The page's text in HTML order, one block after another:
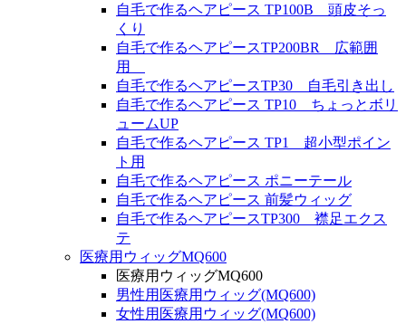
自毛で作るヘアピース TP100B 頭皮そっ
くり
自毛で作るヘアピースTP200BR 広範囲
用
自毛で作るヘアピースTP30 自毛引き出し
自毛で作るヘアピース TP10 ちょっとボリ
ュームUP
自毛で作るヘアピース TP1 超小型ポイン
ト用
自毛で作るヘアピース ポニーテール
自毛で作るヘアピース 前髪ウィッグ
自毛で作るヘアピースTP300 襟足エクス
テ
医療用ウィッグMQ600
医療用ウィッグMQ600
男性用医療用ウィッグ(MQ600)
女性用医療用ウィッグ(MQ600)